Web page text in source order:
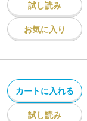
試し読み
お気に入り
カートに入れる
試し読み